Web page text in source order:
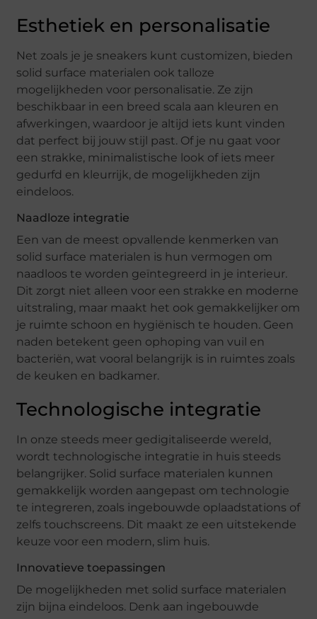
Esthetiek en personalisatie
Net zoals je je sneakers kunt customizen, bieden
solid surface materialen ook talloze
mogelijkheden voor personalisatie. Ze zijn
beschikbaar in een breed scala aan kleuren en
afwerkingen, waardoor je altijd iets kunt vinden
dat perfect bij jouw stijl past. Of je nu gaat voor
een strakke, minimalistische look of iets meer
gedurfd en kleurrijk, de mogelijkheden zijn
eindeloos.
Naadloze integratie
Een van de meest opvallende kenmerken van
solid surface materialen is hun vermogen om
naadloos te worden geïntegreerd in je interieur.
Dit zorgt niet alleen voor een strakke en moderne
uitstraling, maar maakt het ook gemakkelijker om
je ruimte schoon en hygiënisch te houden. Geen
naden betekent geen ophoping van vuil en
bacteriën, wat vooral belangrijk is in ruimtes zoals
de keuken en badkamer.
Technologische integratie
In onze steeds meer gedigitaliseerde wereld,
wordt technologische integratie in huis steeds
belangrijker. Solid surface materialen kunnen
gemakkelijk worden aangepast om technologie
te integreren, zoals ingebouwde oplaadstations of
zelfs touchscreens. Dit maakt ze een uitstekende
keuze voor een modern, slim huis.
Innovatieve toepassingen
De mogelijkheden met solid surface materialen
zijn bijna eindeloos. Denk aan ingebouwde